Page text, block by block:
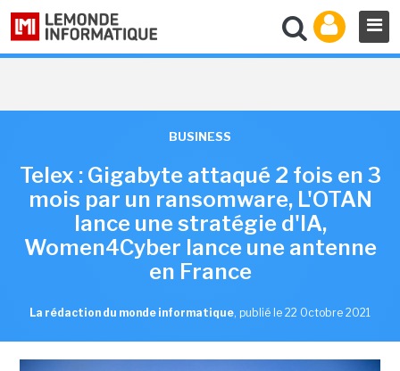
BUSINESS
Telex : Gigabyte attaqué 2 fois en 3
mois par un ransomware, L'OTAN
lance une stratégie d'IA,
Women4Cyber lance une antenne
en France
La rédaction du monde informatique, publié le 22 Octobre 2021